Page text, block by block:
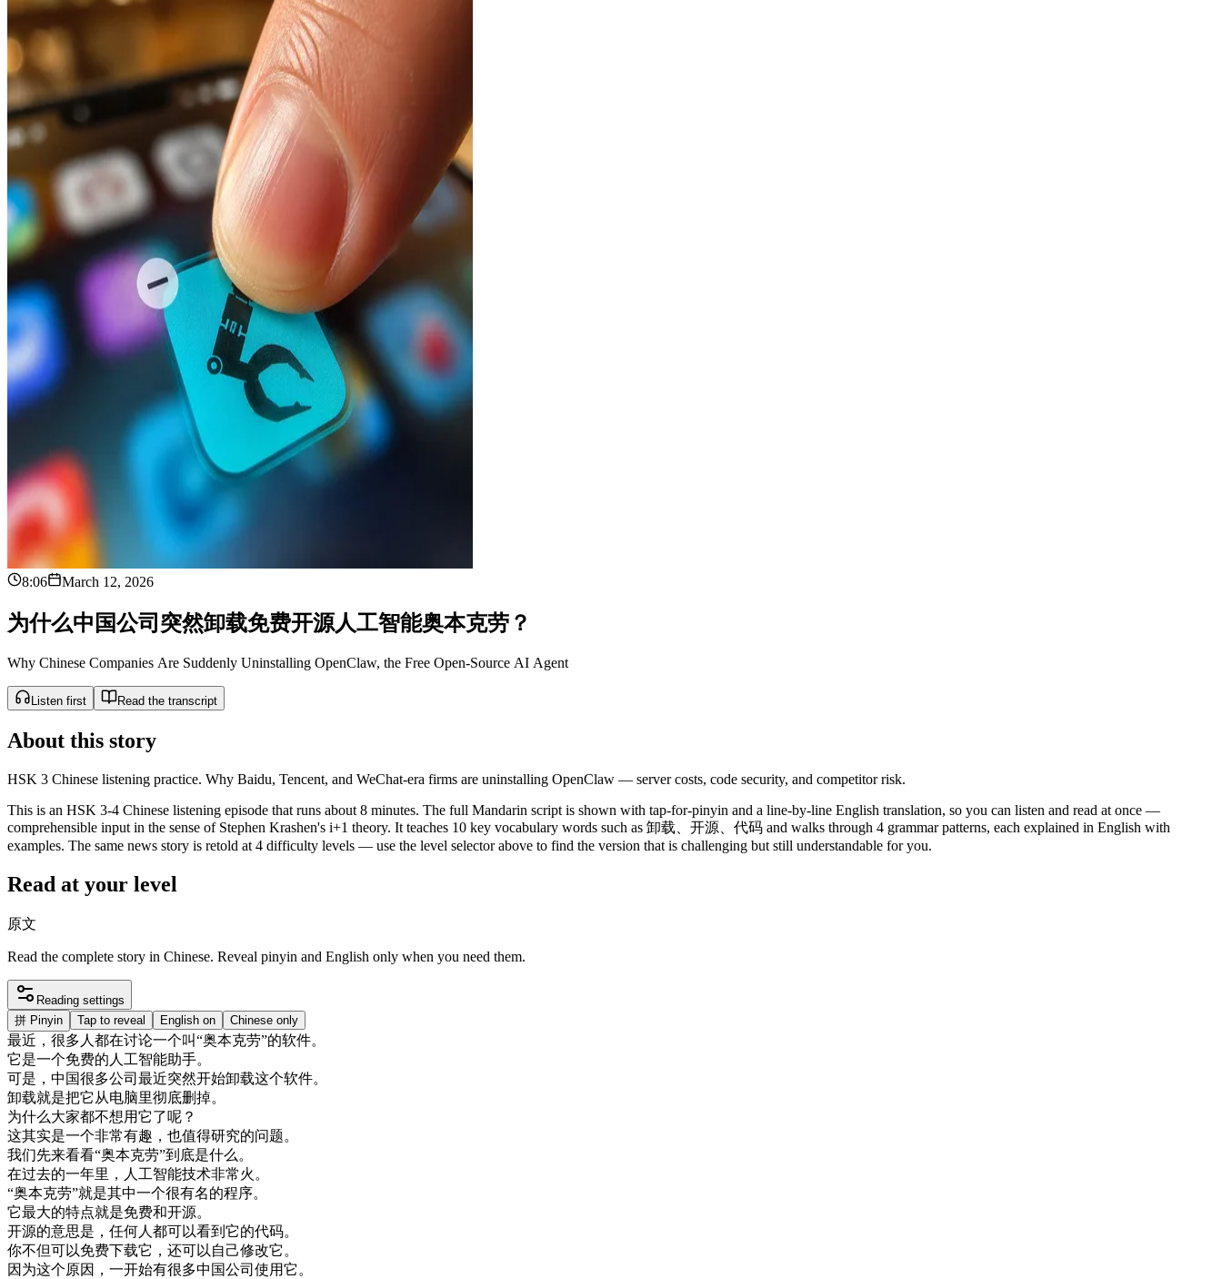
8:06 March 12, 2026
为什么中 国公司 突然卸载免费开源人工智能奥本克劳 ？
Why Chinese Companies Are Suddenly Uninstalling OpenClaw, the Free Open-Source AI Agent
Listen first Read the transcript
About this story
HSK 3 Chinese listening practice. Why Baidu, Tencent, and WeChat-era firms are uninstalling OpenClaw — server costs, code security, and competitor risk.
This is an HSK 3-4 Chinese listening episode that runs about 8 minutes. The full Mandarin script is shown with tap-for-pinyin and a line-by-line English translation, so you can listen and read at once —
comprehensible input in the sense of Stephen Krashen's i+1 theory. It teaches 10 key vocabulary words such as 卸载、开源、代码 and walks through 4 grammar patterns, each explained in English with
examples. The same news story is retold at 4 difficulty levels — use the level selector above to find the version that is challenging but still understandable for you.
Read at your level
原文
Read the complete story in Chinese. Reveal pinyin and English only when you need them.
Reading settings
拼 Pinyin Tap to reveal English on Chinese only
最近 ， 很多 人 都在讨论一个叫“奥本克劳”的软件。
它是一个免费的 人工智能助手。
可是 ， 中国很多公司 最近突然开始卸载这个软件。
卸载就是把它 从电脑里彻底删掉。
为什么大家都不想用它了呢 ？
这其实是一个非常有趣 ， 也值得研究的问题。
我们先来看看“奥本克劳”到底是什么 。
在过去的一年里 ， 人工智能技术非常火 。
“奥本克劳”就是其中一个很有名的程序。
它最大的特点就是免费和开源。
开源的意思是 ， 任何人 都可以看到 它的代码。
你不但可以免费下载它 ， 还可以 自己修改它 。
因为这个原因 ， 一开始有很多中国公司 使用它 。